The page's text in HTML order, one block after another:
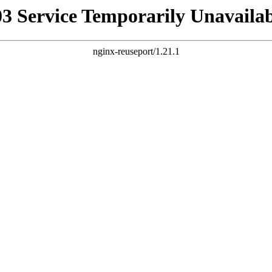
Service Temporarily
nginx-reuseport/1.21.1